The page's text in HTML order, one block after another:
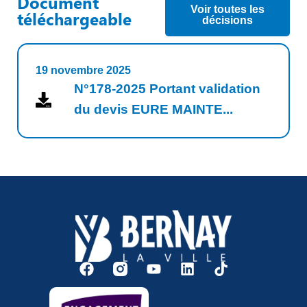
téléchargeable
Voir toutes les
décisions
19 novembre 2025
N°178-2025 Portant validation
du devis EURE MAINTE...